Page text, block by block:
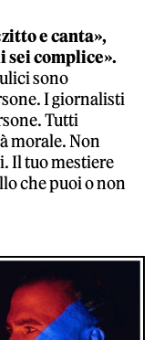
e canta»,
sei complice».
sono
I giornalisti
Tutti
morale. Non
Il tuo mestiere
che puoi o non